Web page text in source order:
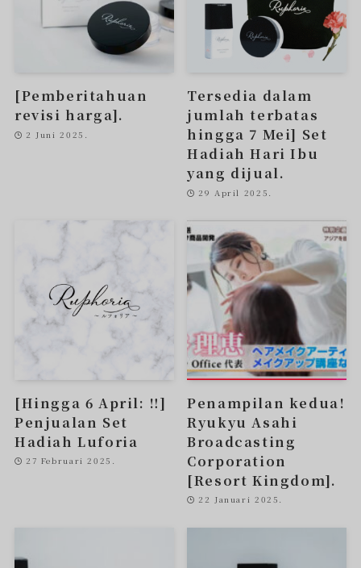
[Pemberitahuan
revisi harga].
2 Juni 2025.
Tersedia dalam
jumlah terbatas
hingga 7 Mei] Set
Hadiah Hari Ibu
yang dijual.
29 April 2025.
[Hingga 6 April: ‼︎]
Penjualan Set
Hadiah Luforia
27 Februari 2025.
Penampilan kedua!
Ryukyu Asahi
Broadcasting
Corporation
[Resort Kingdom].
22 Januari 2025.